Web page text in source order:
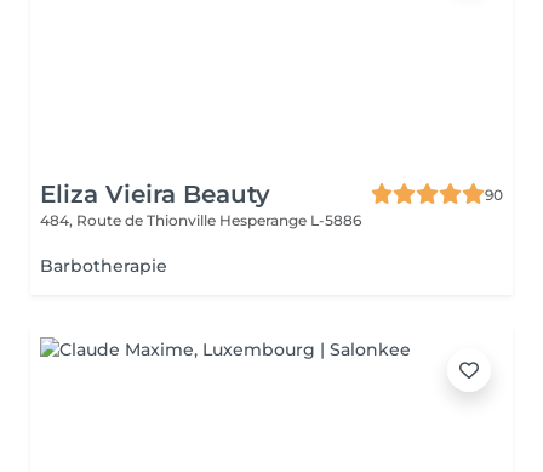
Eliza Vieira Beauty
90
484, Route de Thionville Hesperange L-5886
Barbotherapie